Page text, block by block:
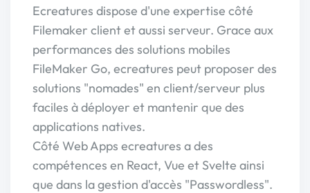
Ecreatures dispose d'une expertise côté
Filemaker client et aussi serveur. Grace aux
performances des solutions mobiles
FileMaker Go, ecreatures peut proposer des
solutions "nomades" en client/serveur plus
faciles à déployer et mantenir que des
applications natives.
Côté Web Apps ecreatures a des
compétences en React, Vue et Svelte ainsi
que dans la gestion d'accès "Passwordless".